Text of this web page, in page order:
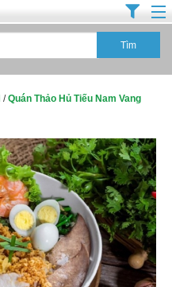
/Quán Thảo Hủ Tiếu Nam Vang